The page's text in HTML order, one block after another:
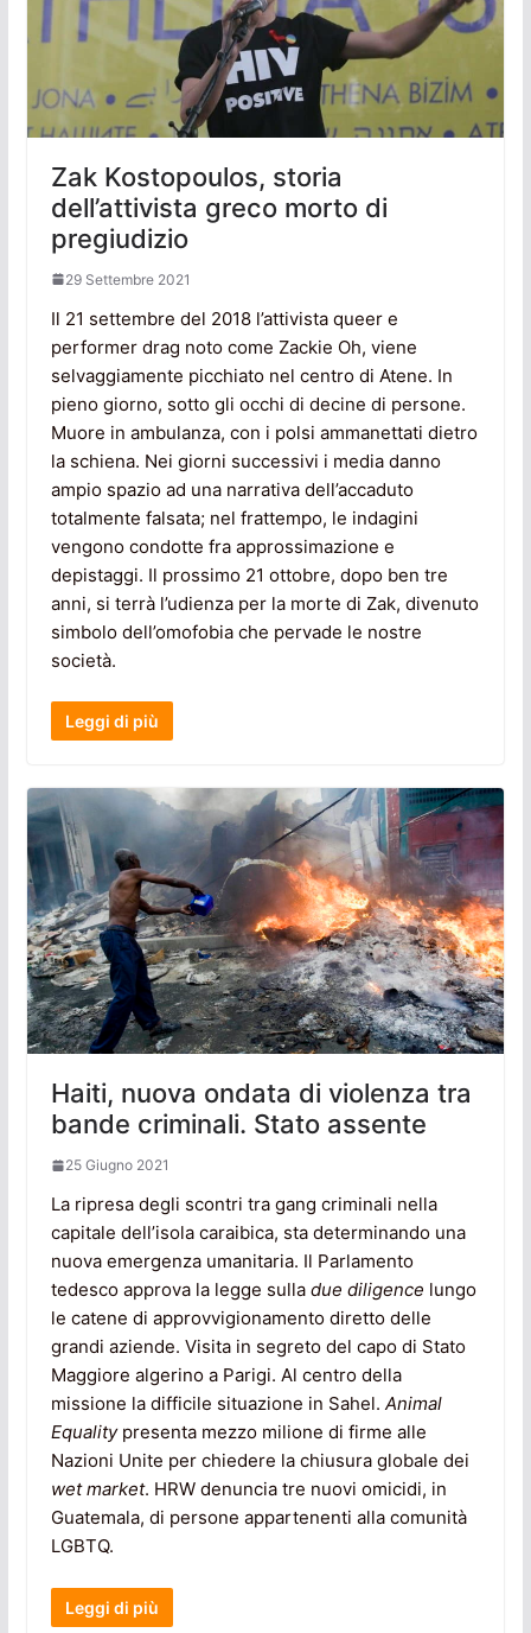
Zak Kostopoulos, storia
dell’attivista greco morto di
pregiudizio
29 Settembre 2021
Il 21 settembre del 2018 l’attivista queer e
performer drag noto come Zackie Oh, viene
selvaggiamente picchiato nel centro di Atene. In
pieno giorno, sotto gli occhi di decine di persone.
Muore in ambulanza, con i polsi ammanettati dietro
la schiena. Nei giorni successivi i media danno
ampio spazio ad una narrativa dell’accaduto
totalmente falsata; nel frattempo, le indagini
vengono condotte fra approssimazione e
depistaggi. Il prossimo 21 ottobre, dopo ben tre
anni, si terrà l’udienza per la morte di Zak, divenuto
simbolo dell’omofobia che pervade le nostre
società.
Leggi di più
Haiti, nuova ondata di violenza tra
bande criminali. Stato assente
25 Giugno 2021
La ripresa degli scontri tra gang criminali nella
capitale dell’isola caraibica, sta determinando una
nuova emergenza umanitaria. Il Parlamento
tedesco approva la legge sulla due diligence lungo
le catene di approvvigionamento diretto delle
grandi aziende. Visita in segreto del capo di Stato
Maggiore algerino a Parigi. Al centro della
missione la difficile situazione in Sahel. Animal
Equalitypresenta mezzo milione di firme alle
Nazioni Unite per chiedere la chiusura globale dei
wet market. HRW denuncia tre nuovi omicidi, in
Guatemala, di persone appartenenti alla comunità
LGBTQ.
Leggi di più